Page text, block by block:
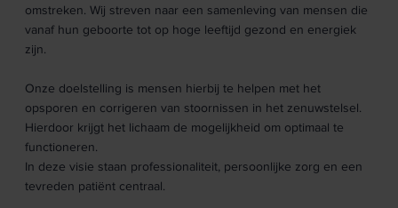
omstreken. Wij streven naar een samenleving van mensen die
vanaf hun geboorte tot op hoge leeftijd gezond en energiek
zijn.
Onze doelstelling is mensen hierbij te helpen met het
opsporen en corrigeren van stoornissen in het zenuwstelsel.
Hierdoor krijgt het lichaam de mogelijkheid om optimaal te
functioneren.
In deze visie staan professionaliteit, persoonlijke zorg en een
tevreden patiënt centraal.